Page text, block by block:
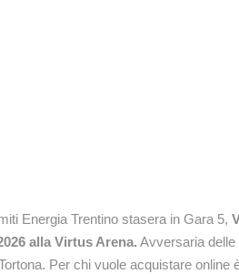
Energia Trentino stasera in Gara 5,
alla Virtus Arena. Avversaria delle
Per chi vuole acquistare